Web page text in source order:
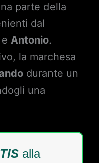
parte della
dal
e Antonio.
la marchesa
durante un
una
alla